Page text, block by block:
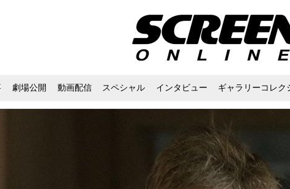
劇場公開 動画配信 スペシャル インタビュー ギャラリーコレク